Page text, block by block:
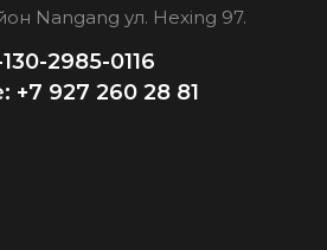
Nangang ул. Hexing 97.
2985-0116
927 260 28 81